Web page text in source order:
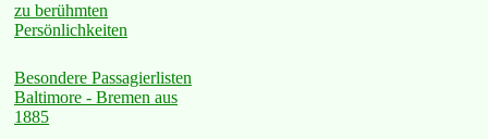
zu berühmten
Persönlichkeiten
Besondere Passagierlisten
Baltimore - Bremen aus
1885